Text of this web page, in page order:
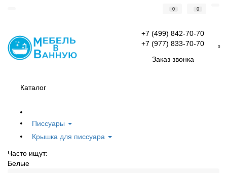
0 0
+7 (499) 842-70-70
+7 (977) 833-70-70
Заказ звонка
0
Каталог
Писсуары
Крышка для писсуара
Часто ищут:
Белые